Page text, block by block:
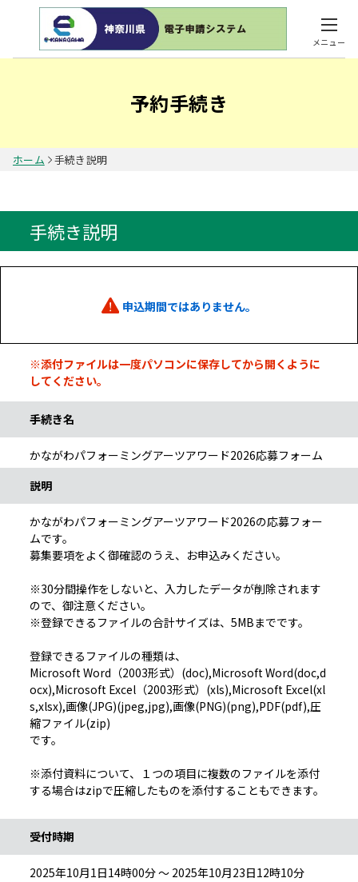
メニュー
予約手続き
ホーム 手続き説明
手続き説明
申込期間ではありません。
※添付ファイルは一度パソコンに保存してから開くように
してください。
手続き名
かながわパフォーミングアーツアワード2026応募フォーム
説明
かながわパフォーミングアーツアワード2026の応募フォー
ムです。
募集要項をよく御確認のうえ、お申込みください。
※30分間操作をしないと、入力したデータが削除されます
ので、御注意ください。
※登録できるファイルの合計サイズは、5MBまでです。
登録できるファイルの種類は、
Microsoft Word（2003形式）(doc),Microsoft Word(doc,d
ocx),Microsoft Excel（2003形式）(xls),Microsoft Excel(xl
s,xlsx),画像(JPG)(jpeg,jpg),画像(PNG)(png),PDF(pdf),圧
縮ファイル(zip)
です。
※添付資料について、１つの項目に複数のファイルを添付
する場合はzipで圧縮したものを添付することもできます。
受付時期
2025年10月1日14時00分 ～ 2025年10月23日12時10分